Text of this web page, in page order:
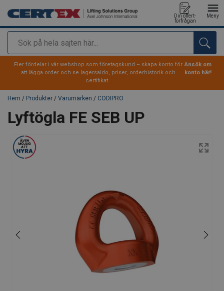
Sök
Din offert-
förfrågan
Meny
tillagd i varukorg
Fler fördelar i vår webshop som företagskund – skapa konto för
att lägga order och se lagersaldo, priser, orderhistorik och
certifikat.
Ansök om
konto här!
Hem / Produkter / Varumärken / CODIPRO
Lyftögla FE SEB UP